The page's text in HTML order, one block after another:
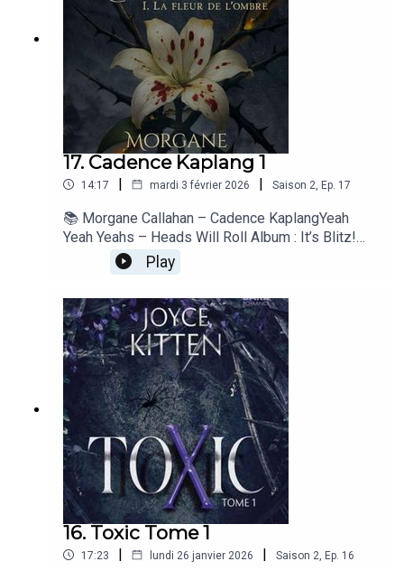
17. Cadence Kaplang 1
14:17 | mardi 3 février 2026 | Saison 2 Ep. 17
📚 Morgane Callahan – Cadence KaplangYeah
Yeah Yeahs – Heads Will Roll Album : It’s Blitz!
Label : Interscope Records Année : 2009
Play
16. Toxic Tome 1
17:23 | lundi 26 janvier 2026 | Saison 2 Ep. 16